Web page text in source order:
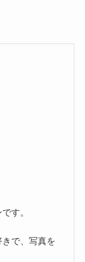
す。
で、写真を